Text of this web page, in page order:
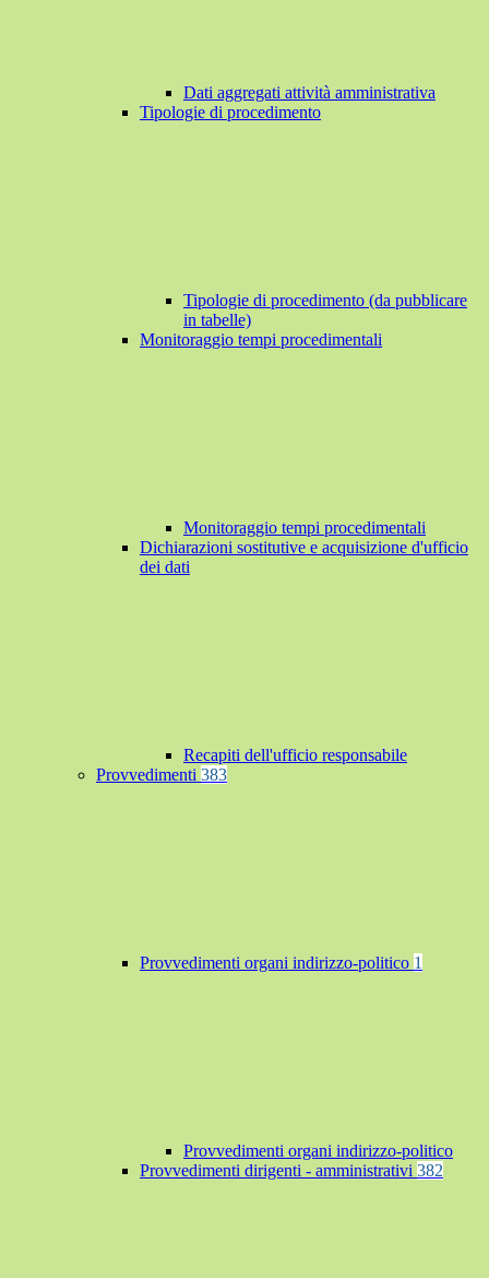
Dati aggregati attività amministrativa
Tipologie di procedimento
Tipologie di procedimento (da pubblicare
in tabelle)
Monitoraggio tempi procedimentali
Monitoraggio tempi procedimentali
Dichiarazioni sostitutive e acquisizione d'ufficio
dei dati
Recapiti dell'ufficio responsabile
Provvedimenti 383
Provvedimenti organi indirizzo-politico 1
Provvedimenti organi indirizzo-politico
Provvedimenti dirigenti - amministrativi 382